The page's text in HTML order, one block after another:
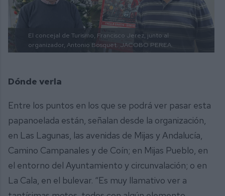
El concejal de Turismo, Francisco Jerez, junto al
organizador, Antonio Bosquet. JACOBO PEREA.
Dónde verla
Entre los puntos en los que se podrá ver pasar esta
papanoelada están, señalan desde la organización,
en Las Lagunas, las avenidas de Mijas y Andalucía,
Camino Campanales y de Coín; en Mijas Pueblo, en
el entorno del Ayuntamiento y circunvalación; o en
La Cala, en el bulevar. “Es muy llamativo ver a